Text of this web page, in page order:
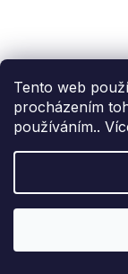
Tento web
procházením
používáním..